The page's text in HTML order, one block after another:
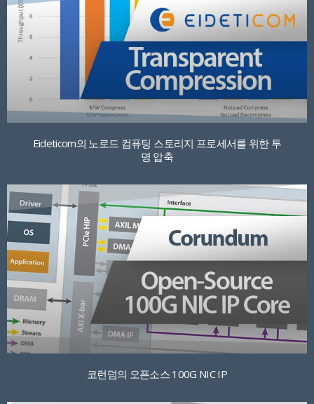
Eideticom의 노로드 컴퓨팅 스토리지 프로세서를 위한 투
명 압축
코런덤의 오픈소스 100G NIC IP